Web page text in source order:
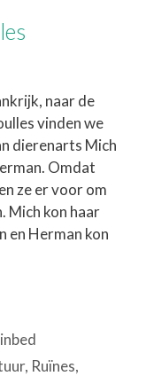
naar de
vinden we
dierenarts Mich
Omdat
ze er voor om
Mich kon haar
Herman kon
, Ruïnes,